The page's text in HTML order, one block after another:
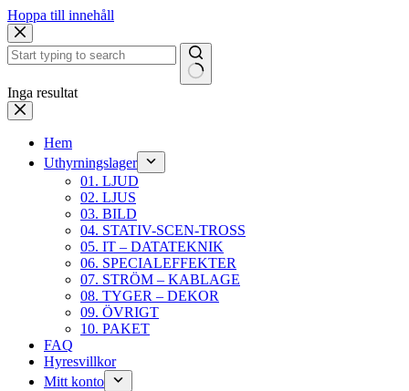
Hoppa till innehåll
Inga resultat
Hem
Uthyrningslager
01. LJUD
02. LJUS
03. BILD
04. STATIV-SCEN-TROSS
05. IT – DATATEKNIK
06. SPECIALEFFEKTER
07. STRÖM – KABLAGE
08. TYGER – DEKOR
09. ÖVRIGT
10. PAKET
FAQ
Hyresvillkor
Mitt konto